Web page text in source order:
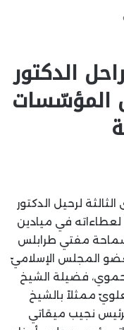
الدكتور
المؤسّسات
لرحيل الدكتور
لعطاءاته في ميادين
سماحة مفتي طرابلس
المجلس الإسلاميّ
فضيلة الشيخ
ممثلاً بالشيخ
نجيب ميقاتي